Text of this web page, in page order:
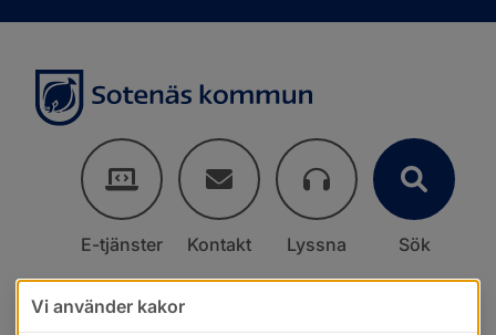
E-tjänster Kontakt Lyssna Sök
Vi använder kakor